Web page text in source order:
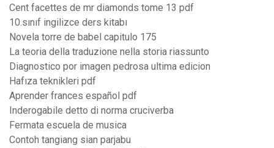
Cent facettes de mr diamonds tome 13 pdf
10.sınıf ingilizce ders kitabı
Novela torre de babel capitulo 175
La teoria della traduzione nella storia riassunto
Diagnostico por imagen pedrosa ultima edicion
Hafıza teknikleri pdf
Aprender frances español pdf
Inderogabile detto di norma cruciverba
Fermata escuela de musica
Contoh tangiang sian parjabu